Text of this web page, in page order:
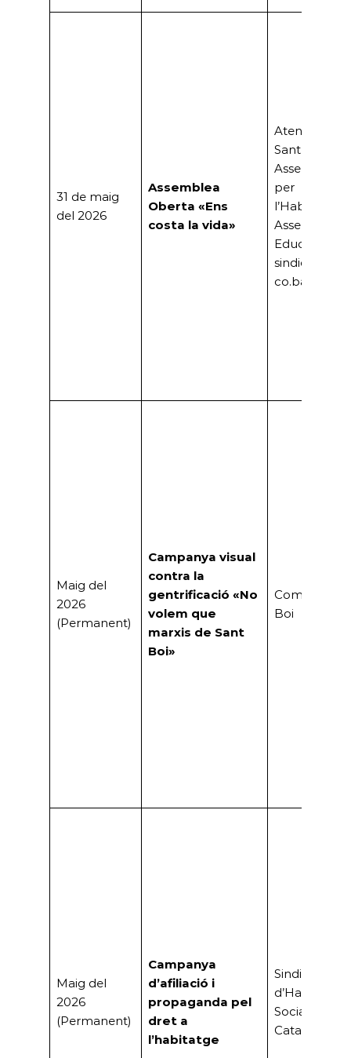
31 de maig
del 2026
Assemblea
Oberta «Ens
costa la vida»
Ateneu
Santboià,
Assemblea
per
l’Habitatge,
Assemblea
Educativa i
sindicats
co.bas)
Maig del
2026
(Permanent)
Campanya visual
contra la
gentrificació «No
volem que
marxis de Sant
Boi»
Comuns
Boi
Maig del
2026
(Permanent)
Campanya
d’afiliació i
propaganda pel
dret a
l’habitatge
Sindicat
d’Habitatge
Socialista de
Catalunya